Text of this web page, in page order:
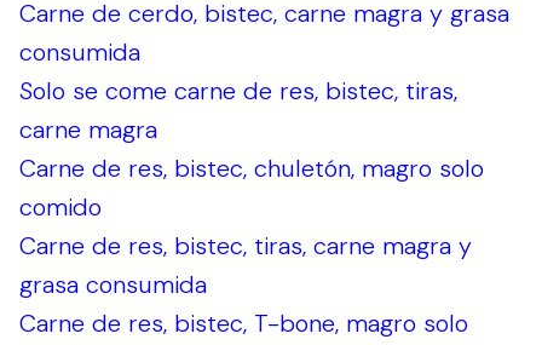
Carne de cerdo, bistec, carne magra y grasa
consumida
Solo se come carne de res, bistec, tiras,
carne magra
Carne de res, bistec, chuletón, magro solo
comido
Carne de res, bistec, tiras, carne magra y
grasa consumida
Carne de res, bistec, T-bone, magro solo